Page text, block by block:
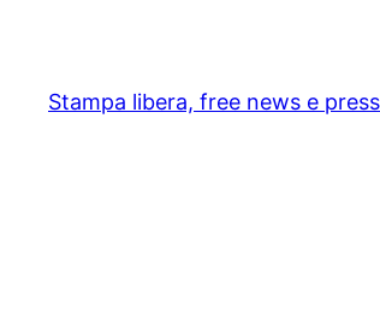
content
Stampa libera, free news e